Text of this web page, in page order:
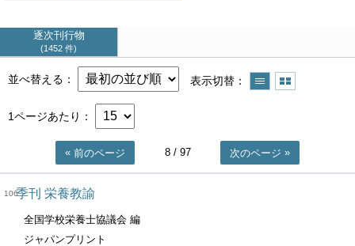
逐次刊行物
1452 件
並べ替える 表示切替
1ページあたり
前のページ 8/ 97 次のページ
106季刊 栄養教諭
全国学校栄養士協議会 編
ジャパンプリント